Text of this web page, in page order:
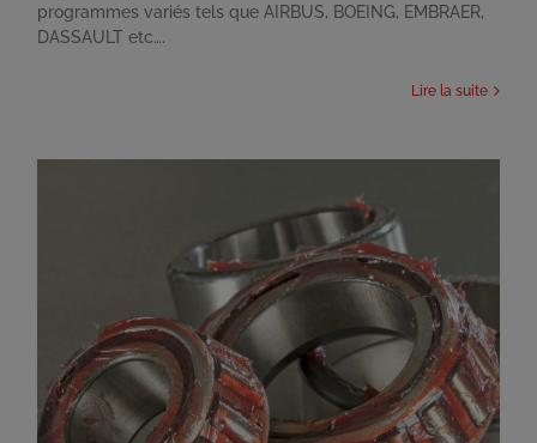
programmes variés tels que AIRBUS, BOEING, EMBRAER,
DASSAULT etc….
Lire la suite